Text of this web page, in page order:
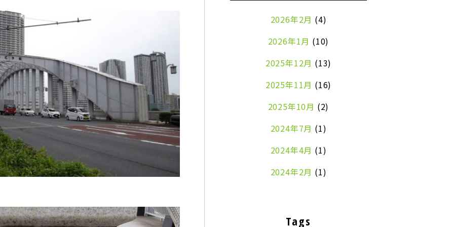
2026年2月 (4)
2026年1月 (10)
2025年12月 (13)
2025年11月 (16)
2025年10月 (2)
2024年7月 (1)
2024年4月 (1)
2024年2月 (1)
2023年8月
Tags